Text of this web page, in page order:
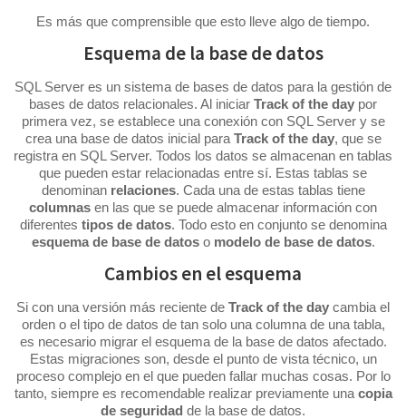
Es más que comprensible que esto lleve algo de tiempo.
Esquema de la base de datos
SQL Server es un sistema de bases de datos para la gestión de
bases de datos relacionales. Al iniciar Track of the day por
primera vez, se establece una conexión con SQL Server y se
crea una base de datos inicial para Track of the day, que se
registra en SQL Server. Todos los datos se almacenan en tablas
que pueden estar relacionadas entre sí. Estas tablas se
denominan relaciones. Cada una de estas tablas tiene
columnas en las que se puede almacenar información con
diferentes tipos de datos. Todo esto en conjunto se denomina
esquema de base de datoso modelo de base de datos.
Cambios en el esquema
Si con una versión más reciente de Track of the day cambia el
orden o el tipo de datos de tan solo una columna de una tabla,
es necesario migrar el esquema de la base de datos afectado.
Estas migraciones son, desde el punto de vista técnico, un
proceso complejo en el que pueden fallar muchas cosas. Por lo
tanto, siempre es recomendable realizar previamente una copia
de seguridad de la base de datos.